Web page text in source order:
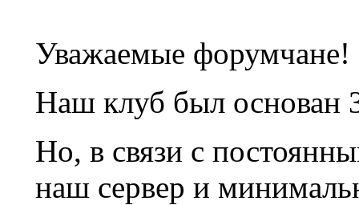
Уважаемые форумчане!
Наш клуб был основан
Но, в связи с
наш сервер и